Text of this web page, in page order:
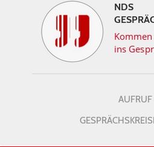
NDS
ins
AUFRUF